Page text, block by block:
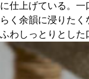
に仕上げている。
らく余韻に浸りた
ふわしっとりとした